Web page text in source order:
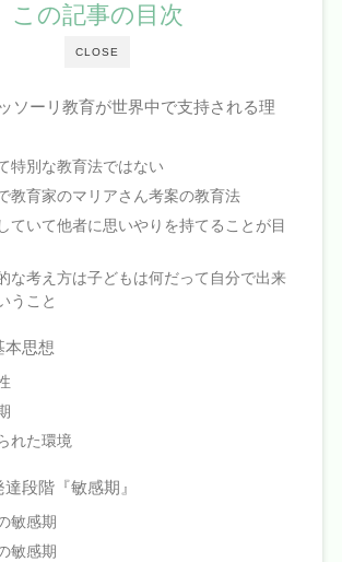
CLOSE
この記事の目次
ソーリ教育が世界中で支持される理
特別な教育法ではない
教育家のマリアさん考案の教育法
ていて他者に思いやりを持てることが目
な考え方は子どもは何だって自分で出来
うこと
本思想
れた環境
段階『敏感期』
敏感期
敏感期